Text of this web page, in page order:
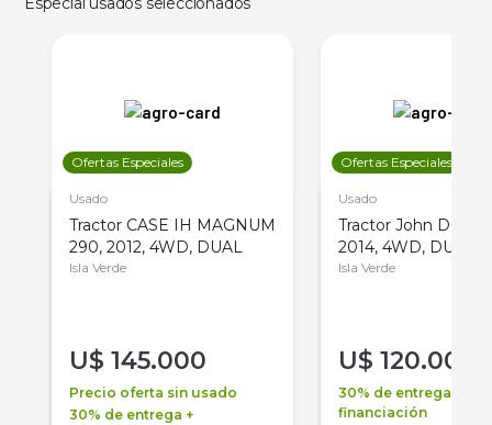
Ofertas Especiales
Usado
Tractor CASE IH MAGNUM
290, 2012, 4WD, DUAL
Isla Verde
U$ 145.000
Precio oferta sin usado
30% de entrega +
Ofertas Especiales
Usado
Tractor John Deere
2014, 4WD, DUAL
Isla Verde
U$ 120.000
30% de entrega +
financiación